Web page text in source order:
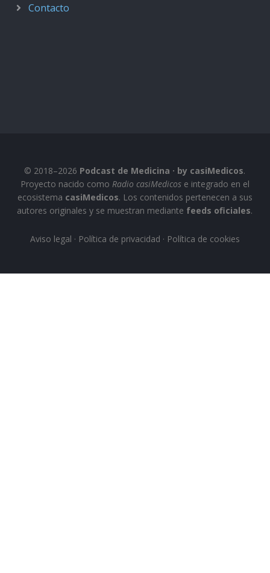
Contacto
© 2018–2026 Podcast de Medicina · by casiMedicos.
Proyecto nacido como Radio casiMedicose integrado en el
ecosistema casiMedicos. Los contenidos pertenecen a sus
autores originales y se muestran mediante feeds oficiales.
Aviso legal · Política de privacidad · Política de cookies